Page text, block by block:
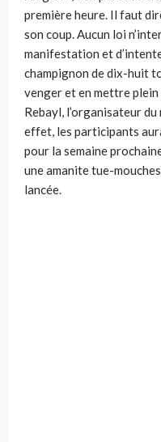
première heure. Il faut
son coup. Aucun loi
manifestation et
champignon de dix-huit
venger et en mettre plein
Rebayl, l’organisateur du
effet, les participants
pour la semaine
une amanite tue-
lancée.